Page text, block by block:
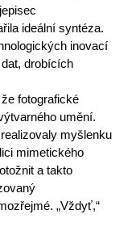
ideální syntéza.
inovací
drobících
fotografické
umění.
myšlenku
mimetického
a takto
„Vždyť,“